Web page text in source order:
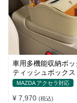
車用多機能収納ボッ
ティッシュボックス
ッシュケース 車載ホ
ト 運転席 助手席 省
MAZDA アクセラ対応
¥ 7,970 (税込)